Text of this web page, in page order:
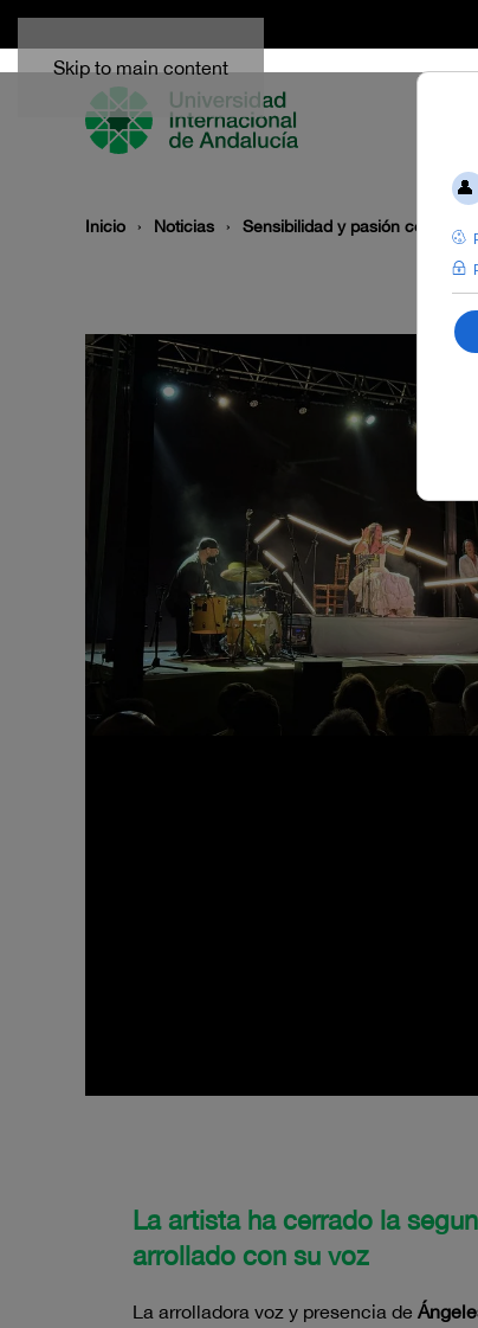
Skip to main content
Inicio Noticias Sensibilidad y pasión con
La artista ha cerrado la
arrollado con su voz
La arrolladora voz y presencia de